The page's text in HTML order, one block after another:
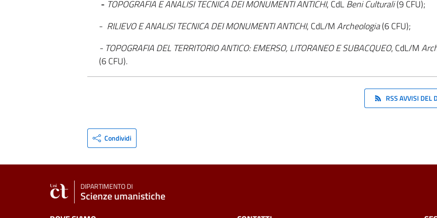
- TOPOGRAFIA E ANALISI TECNICA DEI MONUMENTI ANTICHI, CdLBeni Culturali(9 CFU);
- RILIEVO E ANALISI TECNICA DEI MONUMENTI ANTICHI, CdL/MArcheologia(6 CFU);
- TOPOGRAFIA DEL TERRITORIO ANTICO: EMERSO, LITORANEO E SUBACQUEO, CdL/M
(6 CFU).
RSS AVVISI DEL
Condividi
DIPARTIMENTO DI
Scienze umanistiche